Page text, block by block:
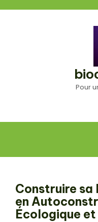
Pour
Construire sa
en
Écologique